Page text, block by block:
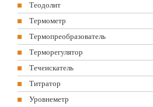
Теодолит
Термометр
Термопреобразователь
Терморегулятор
Течеискатель
Титратор
Уровнеметр